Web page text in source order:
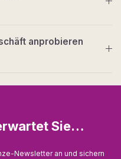
anprobieren
Sie…
Newsletter an und sichern